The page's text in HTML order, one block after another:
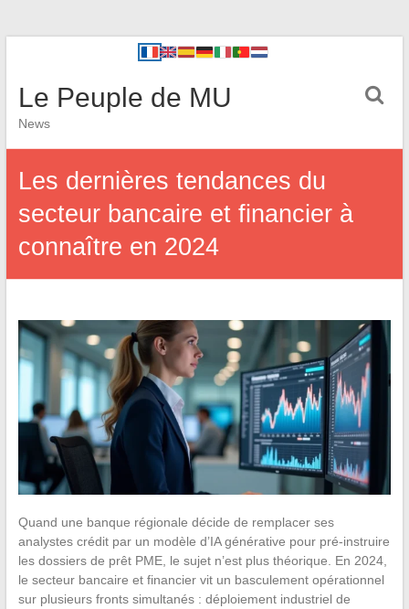
Le Peuple de MU
News
Les dernières tendances du
secteur bancaire et financier à
connaître en 2024
Quand une banque régionale décide de remplacer ses
analystes crédit par un modèle d’IA générative pour pré-instruire
les dossiers de prêt PME, le sujet n’est plus théorique. En 2024,
le secteur bancaire et financier vit un basculement opérationnel
sur plusieurs fronts simultanés : déploiement industriel de